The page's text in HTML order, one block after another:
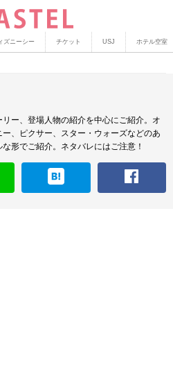
ズニーシー チケット USJ ホテル空室
ー、登場人物の紹介を中心にご紹介。オ
、ピクサー、スター・ウォーズなどのあ
形でご紹介。ネタバレにはご注意！